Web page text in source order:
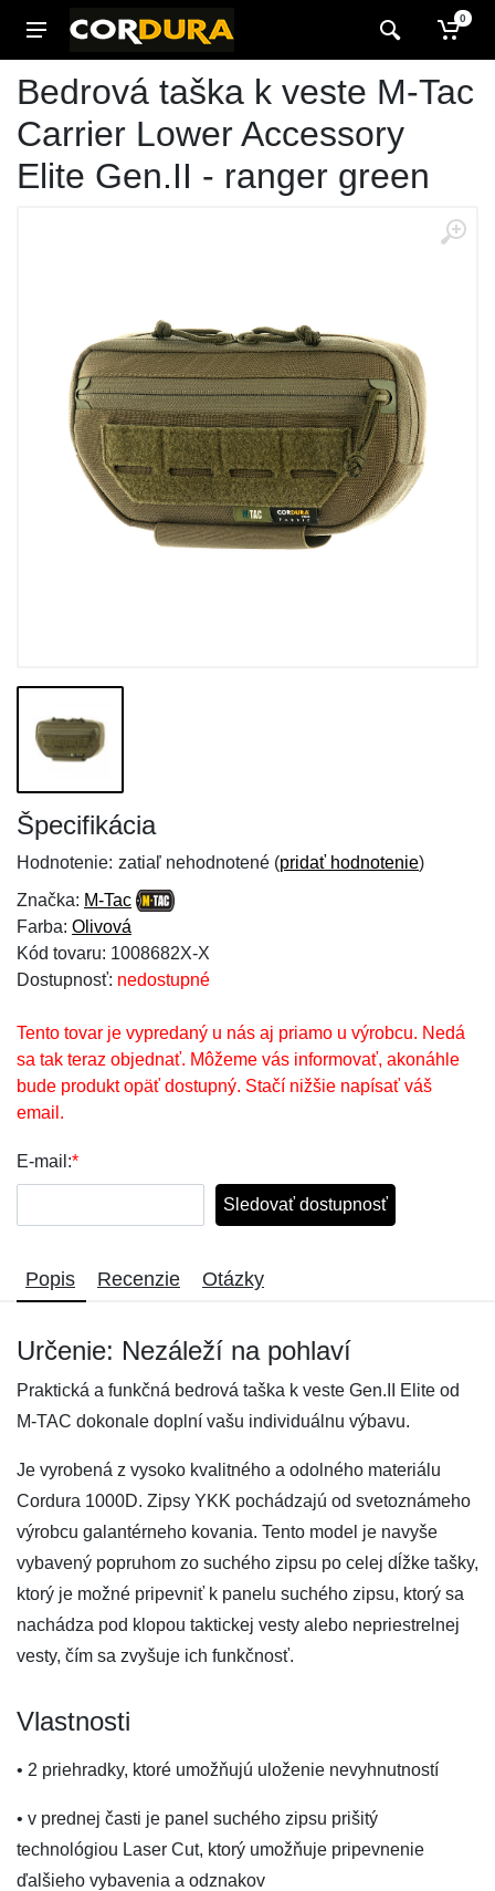
0
Bedrová taška k veste M-Tac
Carrier Lower Accessory
Elite Gen.II - ranger green
Špecifikácia
Hodnotenie: zatiaľ nehodnotené (pridať hodnotenie)
Značka: M-Tac
Farba: Olivová
Kód tovaru: 1008682X-X
Dostupnosť: nedostupné
Tento tovar je vypredaný u nás aj priamo u výrobcu. Nedá
sa tak teraz objednať. Môžeme vás informovať, akonáhle
bude produkt opäť dostupný. Stačí nižšie napísať váš
email.
E-mail:*
Sledovať dostupnosť
Popis Recenzie Otázky
Určenie: Nezáleží na pohlaví
Praktická a funkčná bedrová taška k veste Gen.II Elite od
M-TAC dokonale doplní vašu individuálnu výbavu.
Je vyrobená z vysoko kvalitného a odolného materiálu
Cordura 1000D. Zipsy YKK pochádzajú od svetoznámeho
výrobcu galantérneho kovania. Tento model je navyše
vybavený popruhom zo suchého zipsu po celej dĺžke tašky,
ktorý je možné pripevniť k panelu suchého zipsu, ktorý sa
nachádza pod klopou taktickej vesty alebo nepriestrelnej
vesty, čím sa zvyšuje ich funkčnosť.
Vlastnosti
• 2 priehradky, ktoré umožňujú uloženie nevyhnutností
• v prednej časti je panel suchého zipsu prišitý
technológiou Laser Cut, ktorý umožňuje pripevnenie
ďalšieho vybavenia a odznakov